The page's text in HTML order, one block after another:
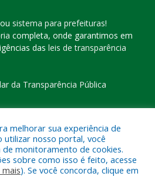
ou sistema para prefeituras!
completa, onde garantimos em
das leis de transparência
da Transparência Pública
a Prefeitura Municipal de Eldorado
do Carajás
melhorar sua experiência de
utilizar nosso portal, você
monitoramento de cookies.
sobre como isso é feito, acesse
mais). Se você concorda, clique em